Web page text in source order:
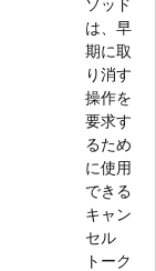
は、早
期に取
り消す
操作を
要求す
るため
に使用
できる
キャン
セル
トーク